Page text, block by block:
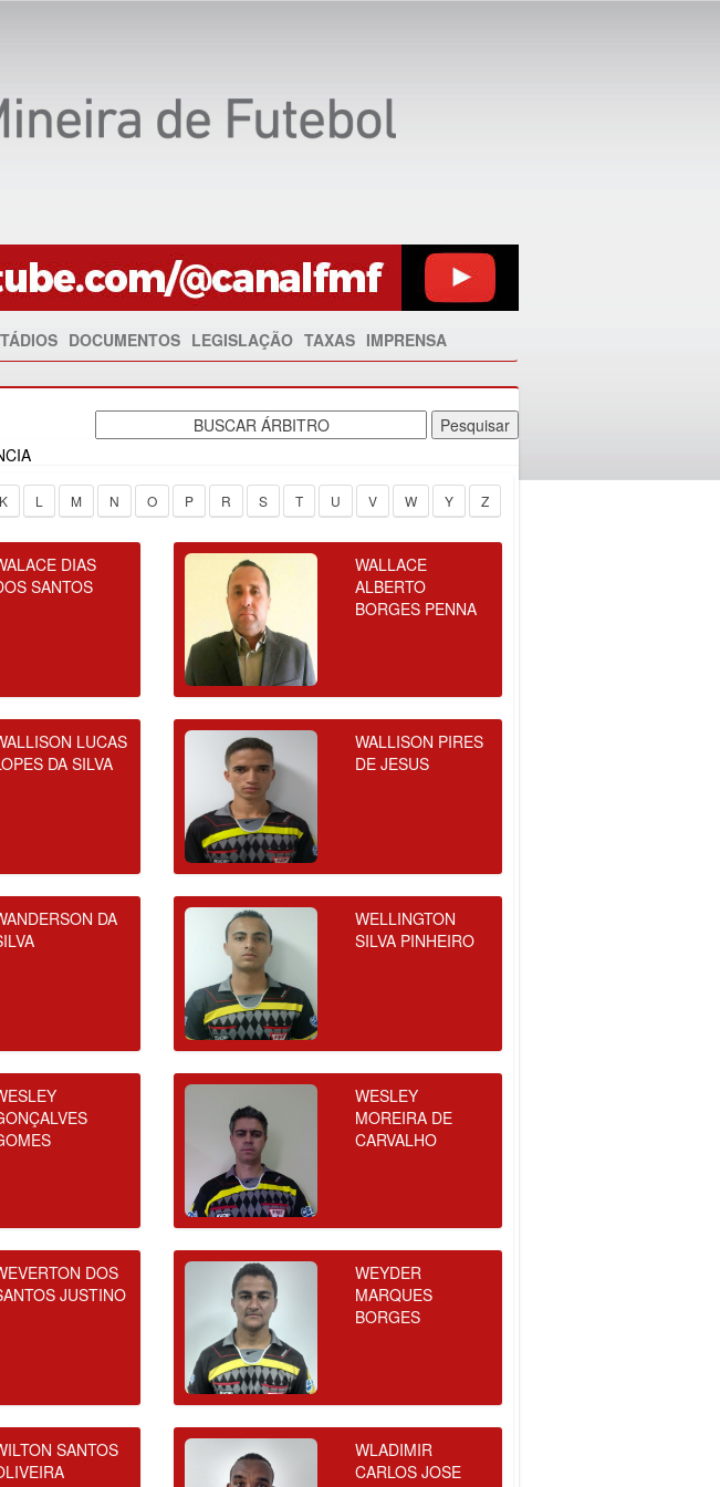
DOCUMENTOS LEGISLAÇÃO TAXAS IMPRENSA
K L M N O P R S T U V W Y Z
DIAS
SANTOS
WALLACE
ALBERTO
BORGES PENNA
LUCAS
DA SILVA
WALLISON PIRES
DE JESUS
DA
WELLINGTON
SILVA PINHEIRO
WESLEY
MOREIRA DE
CARVALHO
DOS
JUSTINO
WEYDER
MARQUES
BORGES
SANTOS
WLADIMIR
CARLOS JOSE